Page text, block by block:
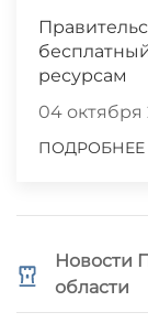
ресурсам
04 октября
ПОДРОБНЕЕ
Новости
области